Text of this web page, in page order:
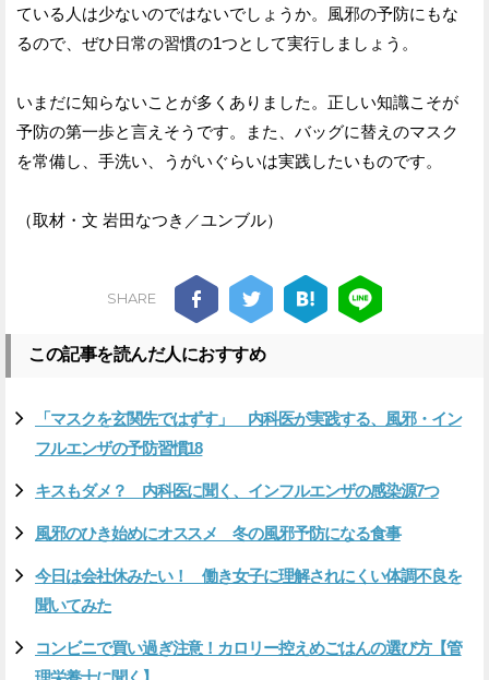
ている人は少ないのではないでしょうか。風邪の予防にもな
るので、ぜひ日常の習慣の1つとして実行しましょう。
いまだに知らないことが多くありました。正しい知識こそが
予防の第一歩と言えそうです。また、バッグに替えのマスク
を常備し、手洗い、うがいぐらいは実践したいものです。
（取材・文 岩田なつき／ユンブル）
SHARE
この記事を読んだ人におすすめ
「マスクを玄関先ではずす」 内科医が実践する、風邪・イン
フルエンザの予防習慣18
キスもダメ？ 内科医に聞く、インフルエンザの感染源7つ
風邪のひき始めにオススメ 冬の風邪予防になる食事
今日は会社休みたい！ 働き女子に理解されにくい体調不良を
聞いてみた
コンビニで買い過ぎ注意！カロリー控えめごはんの選び方【管